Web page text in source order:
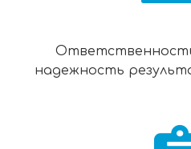
надежность